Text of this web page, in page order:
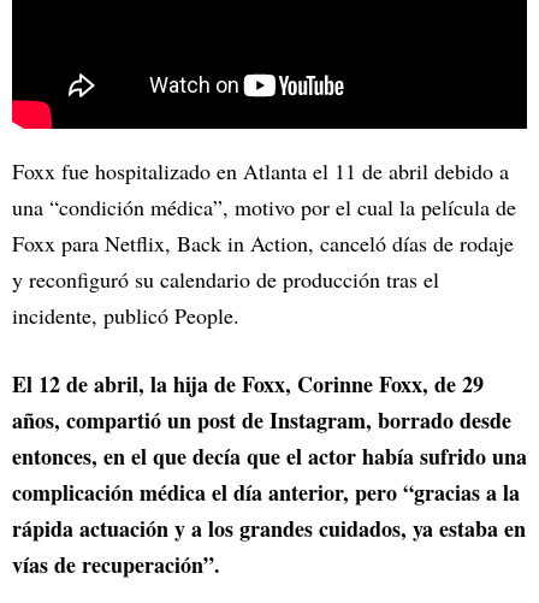
Foxx fue hospitalizado en Atlanta el 11 de abril debido a
una “condición médica”, motivo por el cual la película de
Foxx para Netflix, Back in Action, canceló días de rodaje
y reconfiguró su calendario de producción tras el
incidente, publicó People.
El 12 de abril, la hija de Foxx, Corinne Foxx, de 29
años, compartió un post de Instagram, borrado desde
entonces, en el que decía que el actor había sufrido una
complicación médica el día anterior, pero “gracias a la
rápida actuación y a los grandes cuidados, ya estaba en
vías de recuperación”.